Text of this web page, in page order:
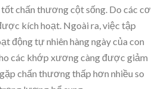
chấn thương cột sống. Do các cơ
kích hoạt. Ngoài ra, việc tập
động tự nhiên hàng ngày của con
các khớp xương càng được giảm
chấn thương thấp hơn nhiều so